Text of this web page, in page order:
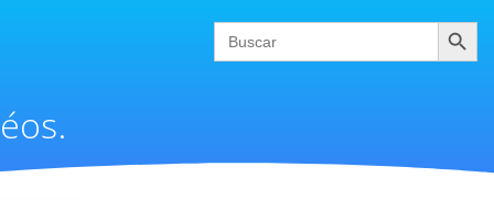
Search
for:
Buscar